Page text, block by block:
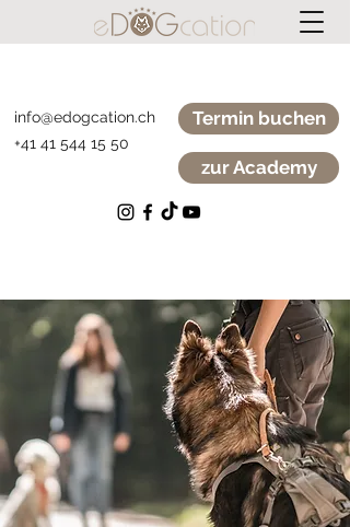
info@edogcation.ch
+41 41 544 15 50
Termin buchen
zur Academy